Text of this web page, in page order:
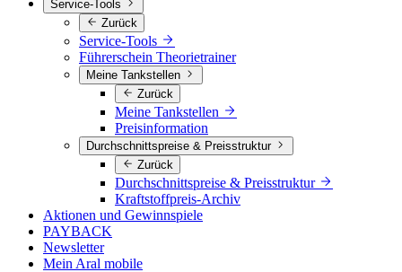
Service-Tools
Zurück
Service-Tools
Führerschein Theorietrainer
Meine Tankstellen
Zurück
Meine Tankstellen
Preisinformation
Durchschnittspreise & Preisstruktur
Zurück
Durchschnittspreise & Preisstruktur
Kraftstoffpreis-Archiv
Aktionen und Gewinnspiele
PAYBACK
Newsletter
Mein Aral mobile